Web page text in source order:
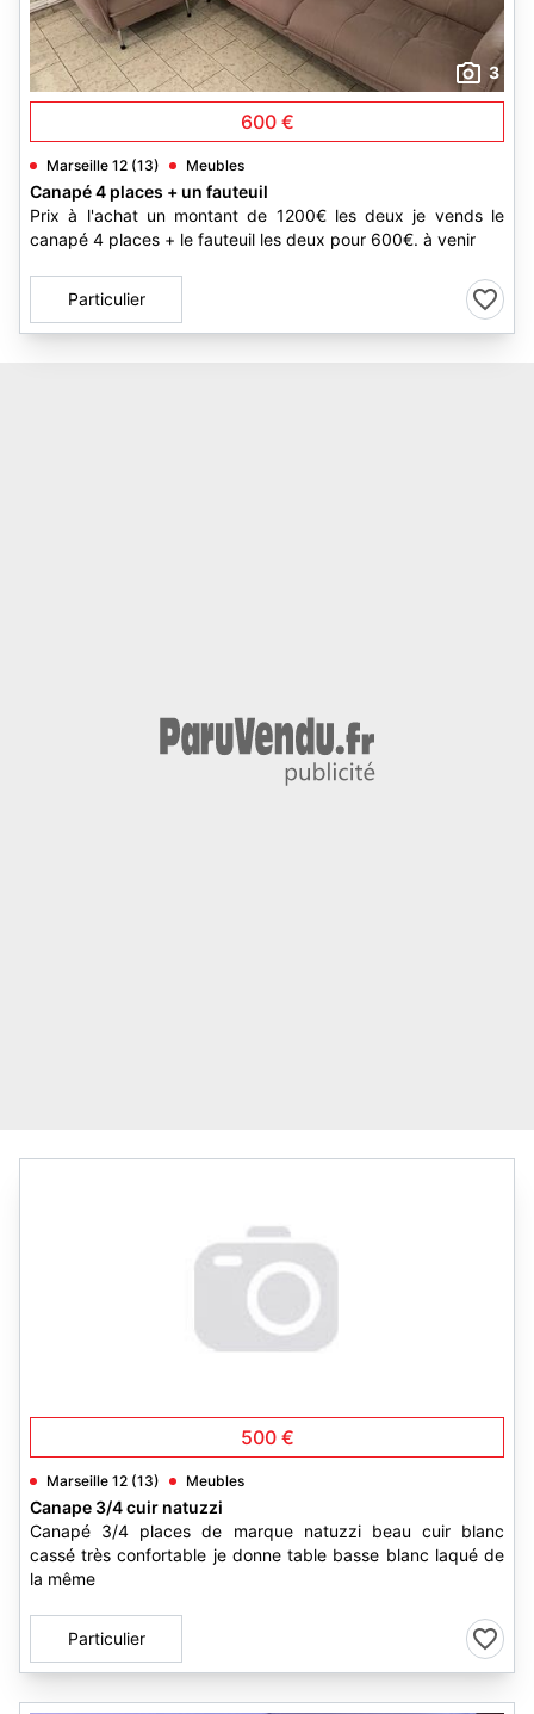
3
600 €
Marseille 12 (13) Meubles
Canapé 4 places + un fauteuil
Prix à l'achat un montant de 1200€ les deux je vends le
canapé 4 places + le fauteuil les deux pour 600€. à venir
Particulier
500 €
Marseille 12 (13) Meubles
Canape 3/4 cuir natuzzi
Canapé 3/4 places de marque natuzzi beau cuir blanc
cassé très confortable je donne table basse blanc laqué de
la même
Particulier